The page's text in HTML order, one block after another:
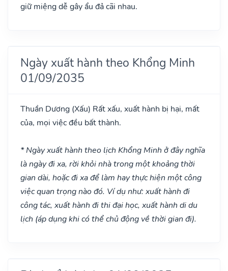
giữ miệng dễ gây ẩu đả cãi nhau.
Ngày xuất hành theo Khổng Minh
01/09/2035
Thuần Dương (Xấu) Rất xấu, xuất hành bị hại, mất
của, mọi việc đều bất thành.
* Ngày xuất hành theo lịch Khổng Minh ở đây nghĩa
là ngày đi xa, rời khỏi nhà trong một khoảng thời
gian dài, hoặc đi xa để làm hay thực hiện một công
việc quan trọng nào đó. Ví dụ như: xuất hành đi
công tác, xuất hành đi thi đại học, xuất hành di du
lịch (áp dụng khi có thể chủ động về thời gian đi).